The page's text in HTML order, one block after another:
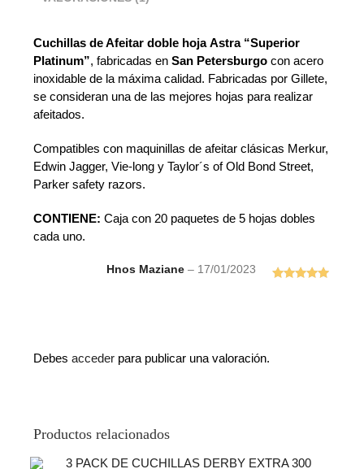
Cuchillas de Afeitar doble hoja Astra “Superior
Platinum”, fabricadas enSan Petersburgo con acero
inoxidable de la máxima calidad. Fabricadas por Gillete,
se consideran una de las mejores hojas para realizar
afeitados.
Compatibles con maquinillas de afeitar clásicas Merkur,
Edwin Jagger, Vie-long y Taylor´s of Old Bond Street,
Parker safety razors.
CONTIENE: Caja con 20 paquetes de 5 hojas dobles
cada uno.
Hnos Maziane– 17/01/2023
Debesacceder para publicar una valoración.
Productos relacionados